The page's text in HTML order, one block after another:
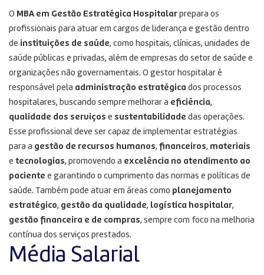
O MBA em Gestão Estratégica Hospitalar prepara os
profissionais para atuar em cargos de liderança e gestão dentro
de instituições de saúde, como hospitais, clínicas, unidades de
saúde públicas e privadas, além de empresas do setor de saúde e
organizações não governamentais. O gestor hospitalar é
responsável pela administração estratégica dos processos
hospitalares, buscando sempre melhorar a eficiência,
qualidade dos serviços e sustentabilidade das operações.
Esse profissional deve ser capaz de implementar estratégias
para a gestão de recursos humanos, financeiros, materiais
e tecnologias, promovendo a excelência no atendimento ao
paciente e garantindo o cumprimento das normas e políticas de
saúde. Também pode atuar em áreas como planejamento
estratégico, gestão da qualidade, logística hospitalar,
gestão financeira e de compras, sempre com foco na melhoria
contínua dos serviços prestados.
Média Salarial